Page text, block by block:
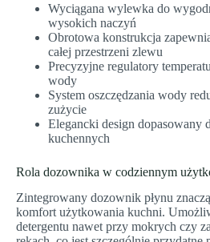
Wyciągana wylewka do
wysokich naczyń
Obrotowa konstrukcja
całej przestrzeni zlewu
Precyzyjne regulatory
wody
System oszczędzania wody
zużycie
Elegancki design dopasowany
kuchennych
Rola dozownika w codziennym
Zintegrowany dozownik płynu
komfort użytkowania kuchni.
detergentu nawet przy mokrych czy